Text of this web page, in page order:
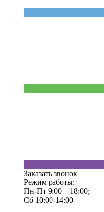
Заказать звонок
Режим работы:
Пн-Пт 9:00—18:00;
Сб 10:00-14:00